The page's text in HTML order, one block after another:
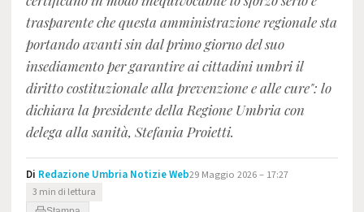
trasparente che questa amministrazione regionale sta
portando avanti sin dal primo giorno del suo
insediamento per garantire ai cittadini umbri il
diritto costituzionale alla prevenzione e alle cure": lo
dichiara la presidente della Regione Umbria con
delega alla sanità, Stefania Proietti.
Di Redazione Umbria Notizie Web29 Maggio 2026 – 17:27
3 min di lettura